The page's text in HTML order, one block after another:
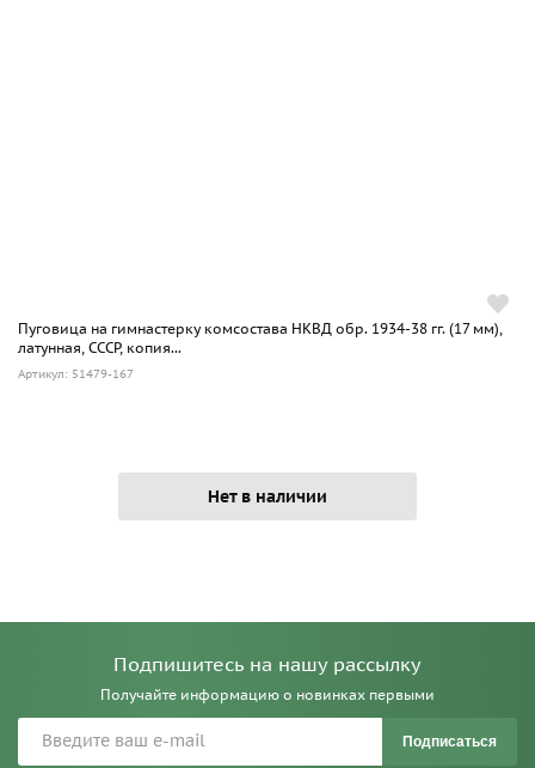
Пуговица на гимнастерку комсостава НКВД обр. 1934-38 гг. (17 мм),
латунная, СССР, копия...
Артикул: 51479-167
Нет в наличии
Подпишитесь на нашу рассылку
Получайте информацию о новинках первыми
Подписаться